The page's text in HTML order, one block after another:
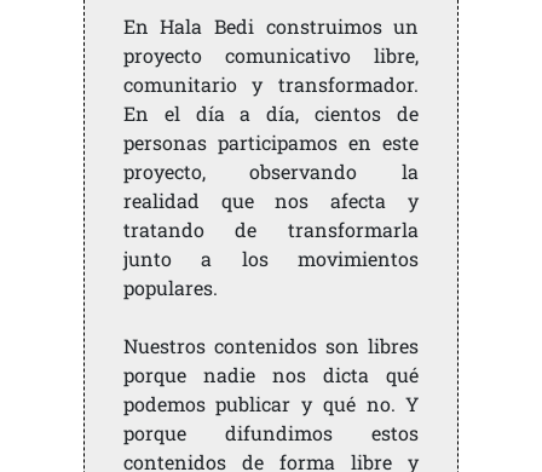
En Hala Bedi construimos un
proyecto comunicativo libre,
comunitario y transformador.
En el día a día, cientos de
personas participamos en este
proyecto, observando la
realidad que nos afecta y
tratando de transformarla
junto a los movimientos
populares.
Nuestros contenidos son libres
porque nadie nos dicta qué
podemos publicar y qué no. Y
porque difundimos estos
contenidos de forma libre y